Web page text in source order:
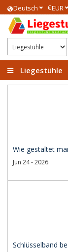
Deutsch €EUR
Liegestühle
Wie gestaltet
Jun 24 - 2026
Schlüsselband